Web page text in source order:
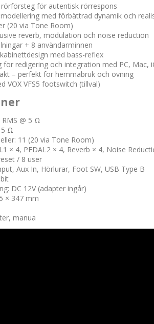
rörförsteg för autentisk rörrespons
med förbättrad dynamik och
(20 via Tone Room)
reverb, modulation och noise reduction
+ 8 användarminnen
med bass-reflex
för redigering och integration med PC, Mac,
– perfekt för hemmabruk och övning
VOX VFS5 footswitch (tillval)
@ 5 Ω
5 Ω
11 (20 via Tone Room)
× 4, PEDAL2 × 4, Reverb × 4, Noise
/ 8 user
Aux In, Hörlurar, Foot SW, USB Type B
DC 12V (adapter ingår)
× 347 mm
manua